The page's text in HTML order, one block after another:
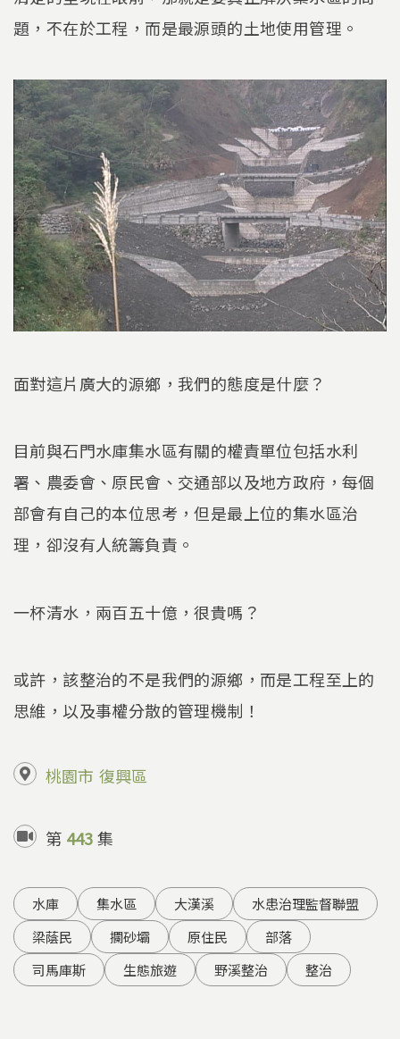
題，不在於工程，而是最源頭的土地使用管理。
面對這片廣大的源鄉，我們的態度是什麼？
目前與石門水庫集水區有關的權責單位包括水利
署、農委會、原民會、交通部以及地方政府，每個
部會有自己的本位思考，但是最上位的集水區治
理，卻沒有人統籌負責。
一杯清水，兩百五十億，很貴嗎？
或許，該整治的不是我們的源鄉，而是工程至上的
思維，以及事權分散的管理機制！
桃園市 復興區
第 443集
水庫 集水區 大漢溪
水患治理監督聯盟
梁蔭民
攔砂壩 原住民
部落
司馬庫斯
生態旅遊 野溪整治 整治